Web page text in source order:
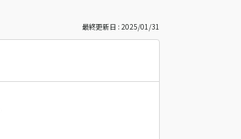
最終更新日 : 2025/01/31